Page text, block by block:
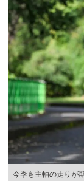
今季も主軸の走りが